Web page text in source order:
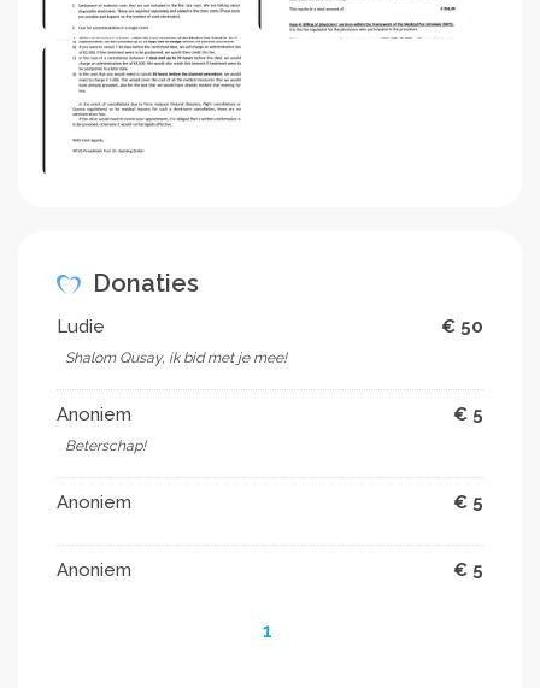
Donaties
Ludie € 50
Shalom Qusay, ik bid met je mee!
Anoniem € 5
Beterschap!
Anoniem € 5
Anoniem € 5
1